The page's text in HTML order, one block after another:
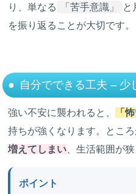
り、単なる
「苦手意識」
と
を振り返ることが大切です。
自分でできる工夫 – 少
強い不安に襲われると、 「
持ちが強くなります。とこ
増えてしまい 、生活範囲が
ポイント